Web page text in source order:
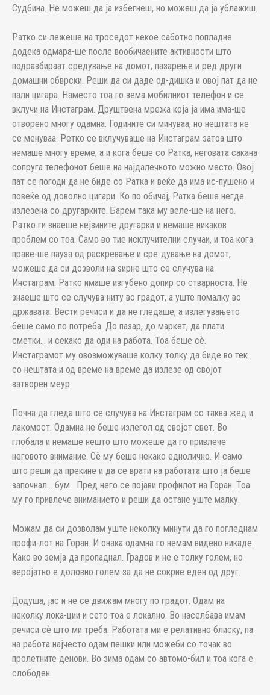
Судбина. Не можеш да ја избегнеш, но можеш да ја ублажиш.
Ратко си лежеше на троседот некое саботно попладне
додека одмара-ше после вообичаените активности што
подразбираат средување на домот, пазарење и ред други
домашни обврски. Реши да си даде од-дишка и овој пат да не
пали цигара. Наместо тоа го зема мобилниот телефон и се
вклучи на Инстаграм. Друштвена мрежа која ја има има-ше
отворено многу одамна. Годините си минуваа, но нештата не
се менуваа. Ретко се вклучуваше на Инстаграм затоа што
немаше многу време, а и кога беше со Ратка, неговата сакана
сопруга телефонот беше на најдалечното можно место. Овој
пат се погоди да не биде со Ратка и веќе да има ис-пушено и
повеќе од доволно цигари. Ко по обичај, Ратка беше негде
излезена со другарките. Барем така му веле-ше на него.
Ратко ги знаеше нејзините другарки и немаше никаков
проблем со тоа. Само во тие исклучителни случаи, и тоа кога
праве-ше пауза од раскревање и сре-дување на домот,
можеше да си дозволи на ѕирне што се случува на
Инстаграм. Ратко имаше изгубено допир со стварноста. Не
знаеше што се случува ниту во градот, а уште помалку во
државата. Вести речиси и да не гледаше, а излегувањето
беше само по потреба. До пазар, до маркет, да плати
сметки... и секако да оди на работа. Тоа беше сѐ.
Инстаграмот му овозможуваше колку толку да биде во тек
со нештата и од време на време да излезе од својот
затворен меур.
Почна да гледа што се случува на Инстаграм со таква жед и
лакомост. Одамна не беше излегол од својот свет. Во
глобала и немаше нешто што можеше да го привлече
неговото внимание. Сѐ му беше некако еднолично. И само
што реши да прекине и да се врати на работата што ја беше
започнал... бум. Пред него се појави профилот на Горан. Тоа
му го привлече вниманието и реши да остане уште малку.
Можам да си дозволам уште неколку минути да го погледнам
профи-лот на Горан. И онака одамна го немам видено никаде.
Како во земја да пропаднал. Градов и не е толку голем, но
веројатно е доловно голем за да не сокрие еден од друг.
Додуша, јас и не се движам многу по градот. Одам на
неколку лока-ции и сето тоа е локално. Во населбава имам
речиси сѐ што ми треба. Работата ми е релативно блиску, па
на работа најчесто одам пешки или можеби со точак во
пролетните денови. Во зима одам со автомо-бил и тоа кога е
слободен.